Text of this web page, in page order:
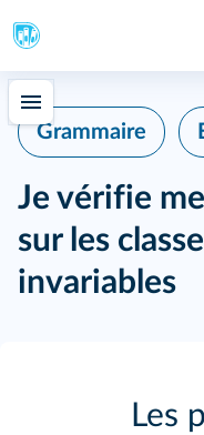
Grammaire
Je vérifie
sur les
invariables
Les